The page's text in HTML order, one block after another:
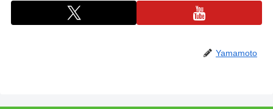
Yamamoto